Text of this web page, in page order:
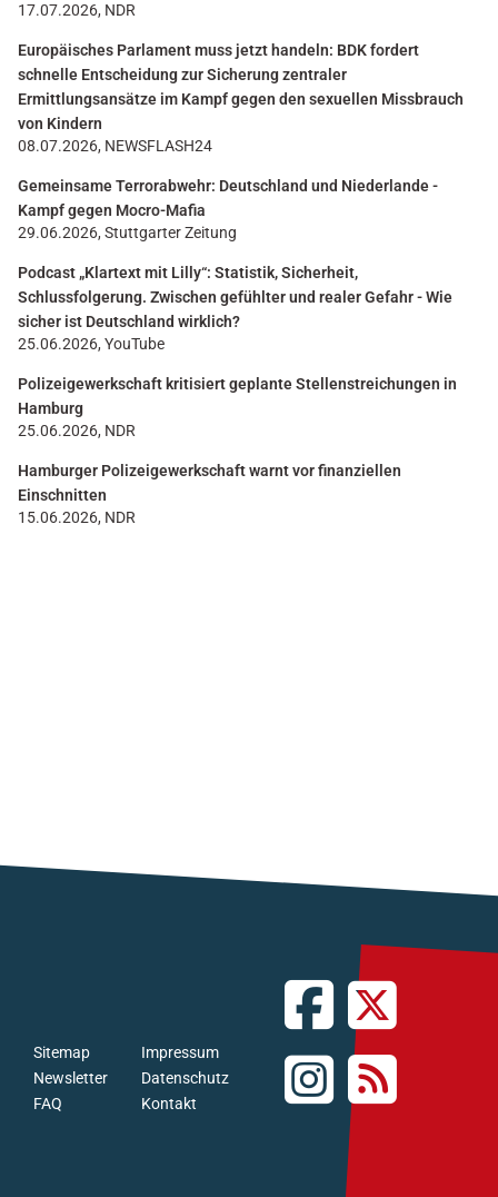
17.07.2026, NDR
Europäisches Parlament muss jetzt handeln: BDK fordert
schnelle Entscheidung zur Sicherung zentraler
Ermittlungsansätze im Kampf gegen den sexuellen Missbrauch
von Kindern
08.07.2026, NEWSFLASH24
Gemeinsame Terrorabwehr: Deutschland und Niederlande -
Kampf gegen Mocro-Mafia
29.06.2026, Stuttgarter Zeitung
Podcast „Klartext mit Lilly“: Statistik, Sicherheit,
Schlussfolgerung. Zwischen gefühlter und realer Gefahr - Wie
sicher ist Deutschland wirklich?
25.06.2026, YouTube
Polizeigewerkschaft kritisiert geplante Stellenstreichungen in
Hamburg
25.06.2026, NDR
Hamburger Polizeigewerkschaft warnt vor finanziellen
Einschnitten
15.06.2026, NDR
FAQ
Newsletter
Sitemap
Kontakt
Datenschutz
Impressum